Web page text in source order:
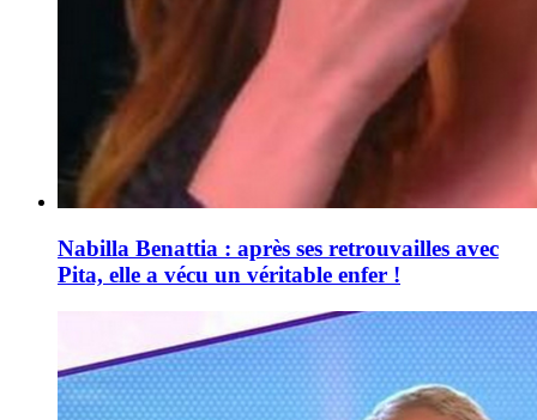
Nabilla Benattia : après ses retrouvailles avec
Pita, elle a vécu un véritable enfer !